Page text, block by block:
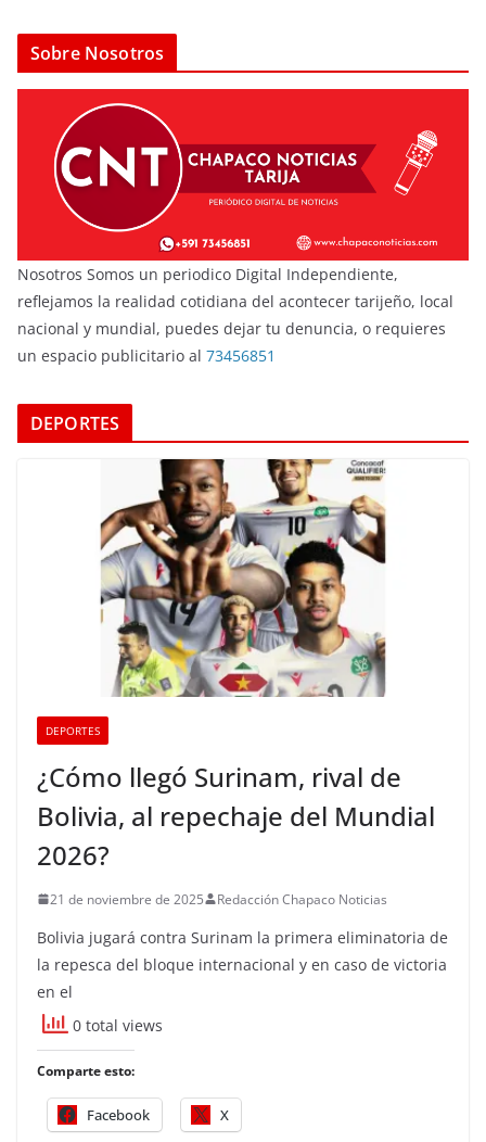
Sobre Nosotros
Nosotros Somos un periodico Digital Independiente,
reflejamos la realidad cotidiana del acontecer tarijeño, local
nacional y mundial, puedes dejar tu denuncia, o requieres
un espacio publicitario al 73456851
DEPORTES
DEPORTES
¿Cómo llegó Surinam, rival de
Bolivia, al repechaje del Mundial
2026?
21 de noviembre de 2025 Redacción Chapaco Noticias
Bolivia jugará contra Surinam la primera eliminatoria de
la repesca del bloque internacional y en caso de victoria
en el
0 total views
Comparte esto:
Facebook X